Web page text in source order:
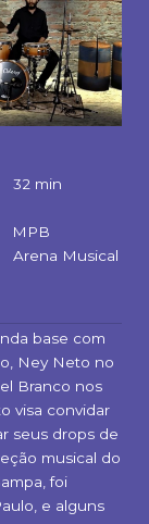
32 min
MPB
Arena Musical
base com
Ney Neto no
Branco nos
visa convidar
seus drops de
musical do
foi
e alguns